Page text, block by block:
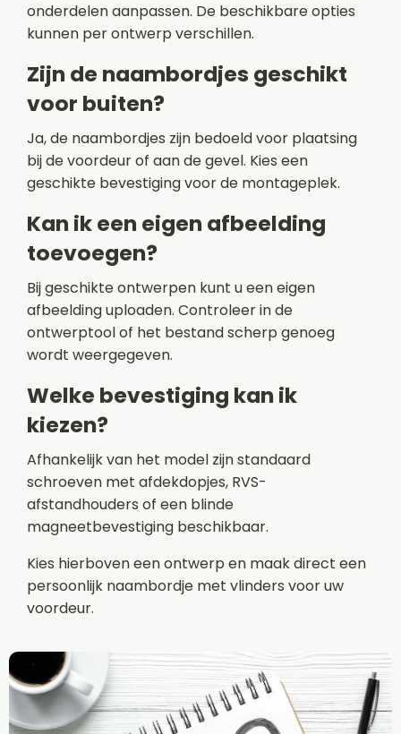
onderdelen aanpassen. De beschikbare opties
kunnen per ontwerp verschillen.
Zijn de naambordjes geschikt
voor buiten?
Ja, de naambordjes zijn bedoeld voor plaatsing
bij de voordeur of aan de gevel. Kies een
geschikte bevestiging voor de montageplek.
Kan ik een eigen afbeelding
toevoegen?
Bij geschikte ontwerpen kunt u een eigen
afbeelding uploaden. Controleer in de
ontwerptool of het bestand scherp genoeg
wordt weergegeven.
Welke bevestiging kan ik
kiezen?
Afhankelijk van het model zijn standaard
schroeven met afdekdopjes, RVS-
afstandhouders of een blinde
magneetbevestiging beschikbaar.
Kies hierboven een ontwerp en maak direct een
persoonlijk naambordje met vlinders voor uw
voordeur.